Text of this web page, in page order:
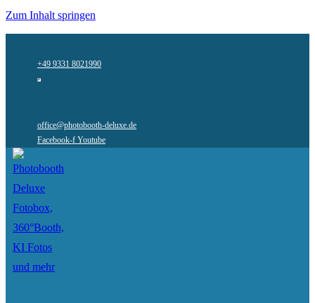
Zum Inhalt springen
+49 9331 8021990
office@photobooth-deluxe.de
Facebook-f Youtube